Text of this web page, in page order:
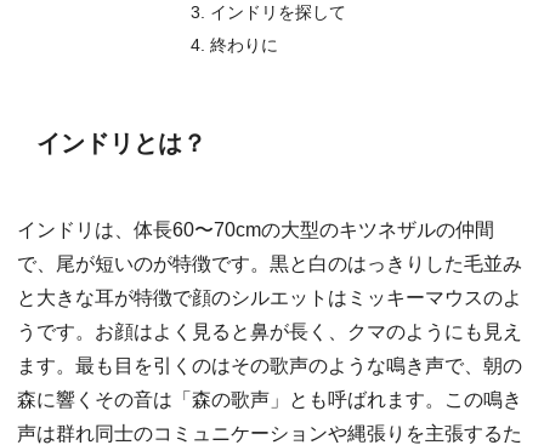
インドリを探して
終わりに
インドリとは？
インドリは、体長60〜70cmの大型のキツネザルの仲間
で、尾が短いのが特徴です。黒と白のはっきりした毛並み
と大きな耳が特徴で顔のシルエットはミッキーマウスのよ
うです。お顔はよく見ると鼻が長く、クマのようにも見え
ます。最も目を引くのはその歌声のような鳴き声で、朝の
森に響くその音は「森の歌声」とも呼ばれます。この鳴き
声は群れ同士のコミュニケーションや縄張りを主張するた